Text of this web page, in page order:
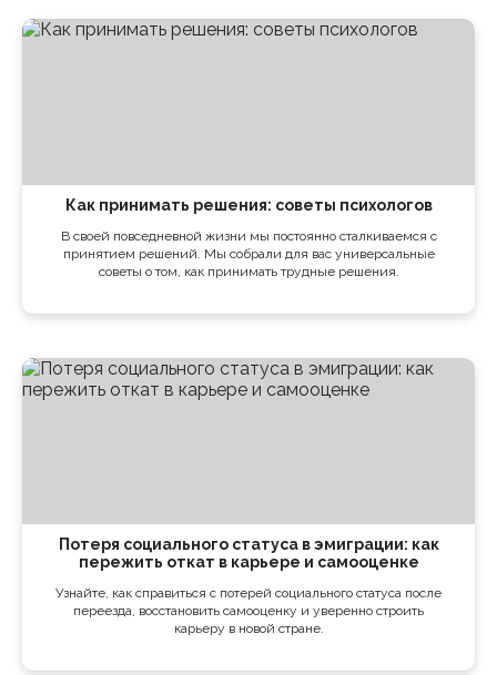
Как принимать решения: советы психологов
В своей повседневной жизни мы постоянно сталкиваемся с
принятием решений. Мы собрали для вас универсальные
советы о том, как принимать трудные решения.
Потеря социального статуса в эмиграции: как
пережить откат в карьере и самооценке
Узнайте, как справиться с потерей социального статуса после
переезда, восстановить самооценку и уверенно строить
карьеру в новой стране.